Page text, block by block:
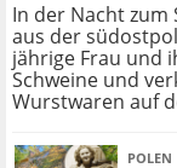
In der Nacht zum
aus der
jährige Frau und
Schweine und
Wurstwaren auf
POLEN